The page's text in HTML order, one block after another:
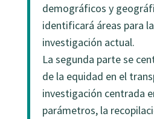
demográficos y
identificará áreas para
investigación actual.
La segunda parte se
de la equidad en el
investigación centrada
parámetros, la